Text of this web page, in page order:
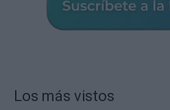
Los más vistos